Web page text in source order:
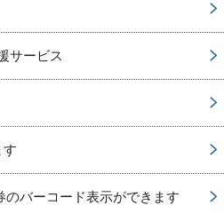
サービス
す
のバーコード表示ができます